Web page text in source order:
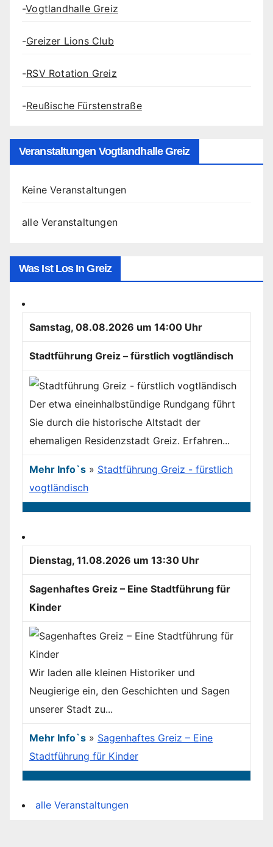
-Vogtlandhalle Greiz
-Greizer Lions Club
-RSV Rotation Greiz
-Reußische Fürstenstraße
Veranstaltungen Vogtlandhalle Greiz
Keine Veranstaltungen
alle Veranstaltungen
Was Ist Los In Greiz
Samstag, 08.08.2026 um 14:00 Uhr
Stadtführung Greiz – fürstlich vogtländisch
Der etwa eineinhalbstündige Rundgang führt
Sie durch die historische Altstadt der
ehemaligen Residenzstadt Greiz. Erfahren...
Mehr Info`s » Stadtführung Greiz - fürstlich
vogtländisch
Dienstag, 11.08.2026 um 13:30 Uhr
Sagenhaftes Greiz – Eine Stadtführung für
Kinder
Wir laden alle kleinen Historiker und
Neugierige ein, den Geschichten und Sagen
unserer Stadt zu...
Mehr Info`s » Sagenhaftes Greiz – Eine
Stadtführung für Kinder
alle Veranstaltungen